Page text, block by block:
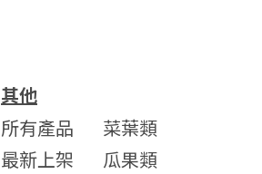
其他
所有產品
菜葉類
最新上架
瓜果類